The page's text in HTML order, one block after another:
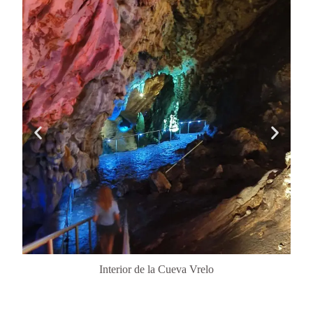
Interior de la Cueva Vrelo